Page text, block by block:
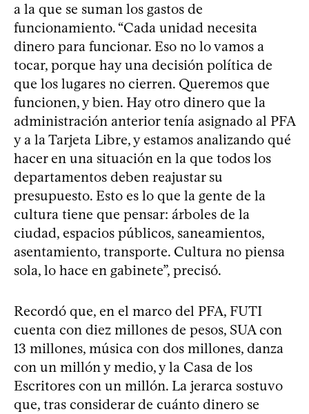
a la que se suman los gastos de
funcionamiento. “Cada unidad necesita
dinero para funcionar. Eso no lo vamos a
tocar, porque hay una decisión política de
que los lugares no cierren. Queremos que
funcionen, y bien. Hay otro dinero que la
administración anterior tenía asignado al PFA
y a la Tarjeta Libre, y estamos analizando qué
hacer en una situación en la que todos los
departamentos deben reajustar su
presupuesto. Esto es lo que la gente de la
cultura tiene que pensar: árboles de la
ciudad, espacios públicos, saneamientos,
asentamiento, transporte. Cultura no piensa
sola, lo hace en gabinete”, precisó.
Recordó que, en el marco del PFA, FUTI
cuenta con diez millones de pesos, SUA con
13 millones, música con dos millones, danza
con un millón y medio, y la Casa de los
Escritores con un millón. La jerarca sostuvo
que, tras considerar de cuánto dinero se